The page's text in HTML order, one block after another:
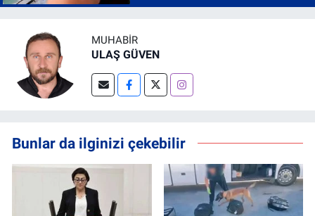
MUHABIR
ULAŞ GÜVEN
Bunlar da ilginizi çekebilir